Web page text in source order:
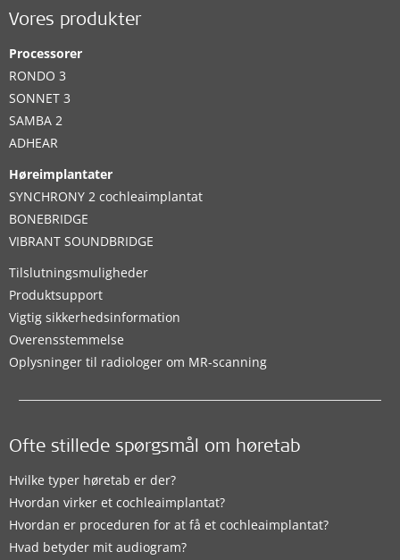
Vores produkter
Processorer
RONDO 3
SONNET 3
SAMBA 2
ADHEAR
Høreimplantater
SYNCHRONY 2 cochleaimplantat
BONEBRIDGE
VIBRANT SOUNDBRIDGE
Tilslutningsmuligheder
Produktsupport
Vigtig sikkerhedsinformation
Overensstemmelse
Oplysninger til radiologer om MR-scanning
Ofte stillede spørgsmål om høretab
Hvilke typer høretab er der?
Hvordan virker et cochleaimplantat?
Hvordan er proceduren for at få et cochleaimplantat?
Hvad betyder mit audiogram?